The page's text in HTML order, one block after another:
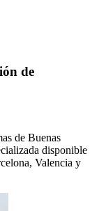
de
de Buenas
disponible
Valencia y